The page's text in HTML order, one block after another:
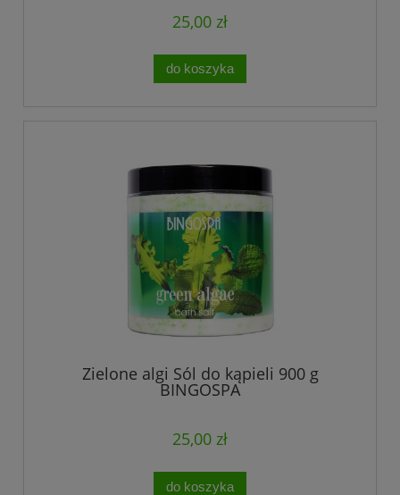
25,00 zł
do koszyka
Zielone algi Sól do kąpieli 900 g
BINGOSPA
25,00 zł
do koszyka